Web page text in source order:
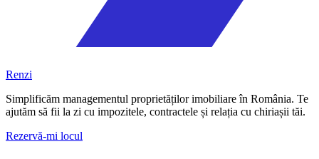
Renzi
Simplificăm managementul proprietăților imobiliare în România. Te
ajutăm să fii la zi cu impozitele, contractele și relația cu chiriașii tăi.
Rezervă-mi locul